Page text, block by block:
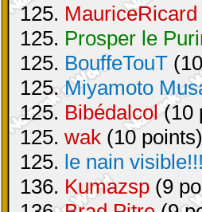
125. MauriceRicard
125. Prosper le
125. BouffeTouT
125.Miyamoto
125. Bibédalcol(10
125. wak (10 points)
125. le nain visible!!!
136. Kumazsp (9